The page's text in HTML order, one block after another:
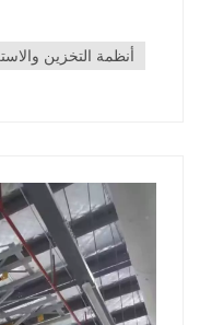
أنظمة النقل
أنظمة التخزين